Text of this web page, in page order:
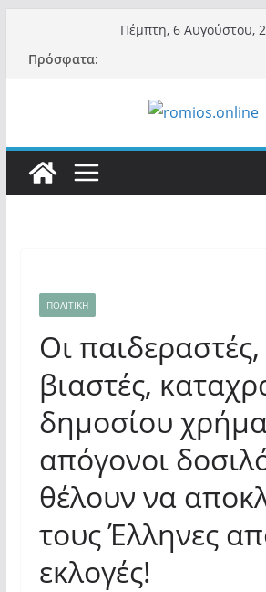
περιεχόμενο
Πέμπτη, 6 Αυγούστου,
Πρόσφατα:
ΠΟΛΙΤΙΚΗ
Οι παιδεραστές,
βιαστές,
δημοσίου
απόγονοι
θέλουν να
τους Έλληνες
εκλογές!